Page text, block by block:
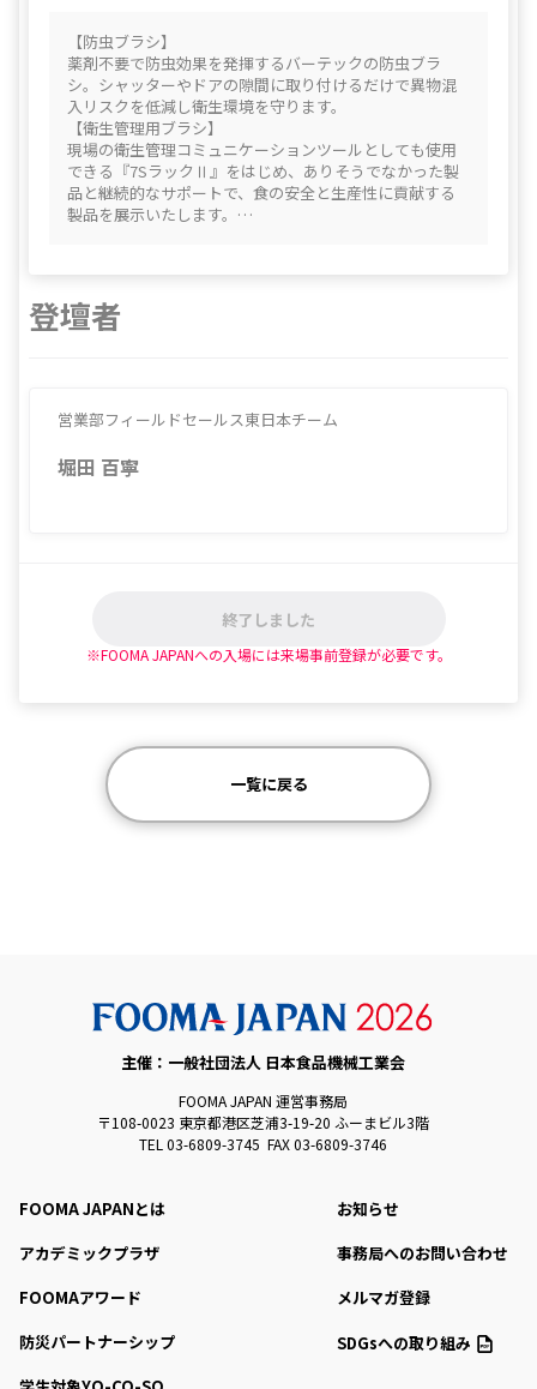
【防虫ブラシ】
薬剤不要で防虫効果を発揮するバーテックの防虫ブラ
シ。シャッターやドアの隙間に取り付けるだけで異物混
入リスクを低減し衛生環境を守ります。
【衛生管理用ブラシ】
現場の衛生管理コミュニケーションツールとしても使用
できる『7SラックⅡ』をはじめ、ありそうでなかった製
品と継続的なサポートで、​食の安全と生産性に貢献する
製品を展示いたします。
食の安全性と生産性に貢献するために、​できる限り、多
くの食品現場に訪問し、お客様が本当に困っている課題
登壇者
営業部フィールドセールス東日本チーム
堀田 百寧
終了しました
※FOOMA JAPANへの入場には来場事前登録が必要です。
一覧に戻る
主催：一般社団法人 日本食品機械工業会
FOOMA JAPAN 運営事務局
〒108-0023 東京都港区芝浦3-19-20 ふーまビル3階
TEL 03-6809-3745 FAX 03-6809-3746
FOOMA JAPANとは
アカデミックプラザ
FOOMAアワード
防災パートナーシップ
お知らせ
事務局へのお問い合わせ
メルマガ登録
SDGsへの取り組み